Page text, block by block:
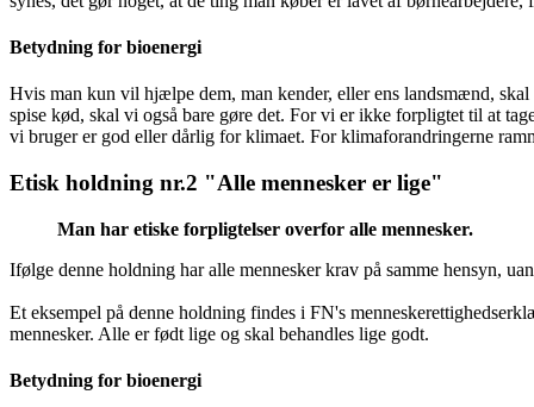
Betydning for bioenergi
Hvis man kun vil hjælpe dem, man kender, eller ens landsmænd,
spise kød, skal vi også bare gøre det. For vi er ikke forpligtet til at
vi bruger er god eller dårlig for klimaet. For klimaforandringerne
Etisk holdning nr.2 "Alle mennesker er lige"
Man har etiske forpligtelser overfor alle mennesker.
Ifølge denne holdning har alle mennesker krav på samme hensyn,
Et eksempel på denne holdning findes i FN's
mennesker. Alle er født lige og skal behandles lige godt.
Betydning for bioenergi